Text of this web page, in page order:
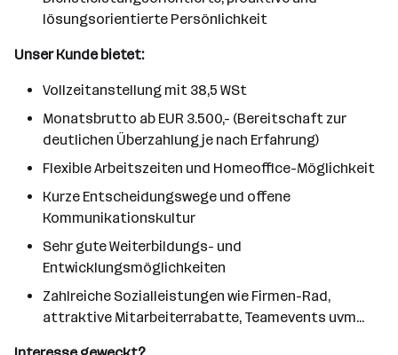
lösungsorientierte Persönlichkeit
Unser Kunde bietet:
Vollzeitanstellung mit 38,5 WSt
Monatsbrutto ab EUR 3.500,- (Bereitschaft zur
deutlichen Überzahlung je nach Erfahrung)
Flexible Arbeitszeiten und Homeoffice-Möglichkeit
Kurze Entscheidungswege und offene
Kommunikationskultur
Sehr gute Weiterbildungs- und
Entwicklungsmöglichkeiten
Zahlreiche Sozialleistungen wie Firmen-Rad,
attraktive Mitarbeiterrabatte, Teamevents uvm...